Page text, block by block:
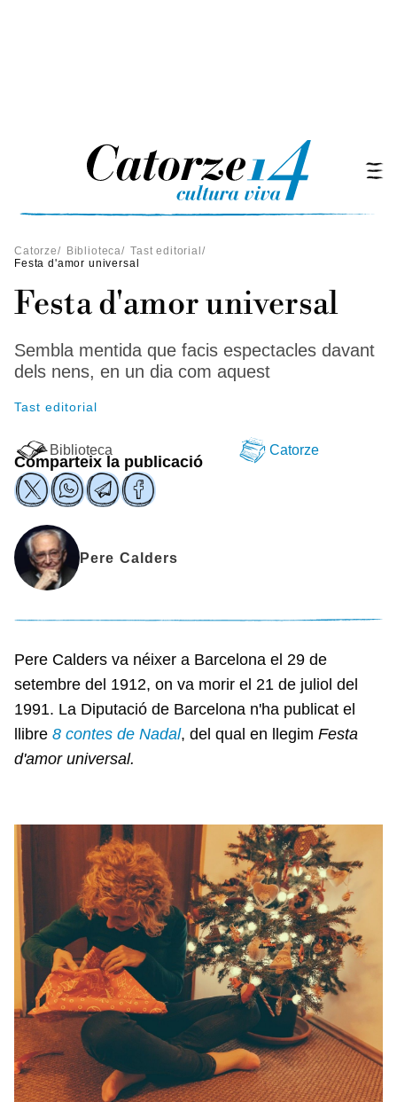
Catorze/ Biblioteca/ Tast editorial /
Festa d'amor universal
Festa d'amor universal
Sembla mentida que facis espectacles davant
dels nens, en un dia com aquest
Tast editorial
Biblioteca Catorze
Comparteix la publicació
Pere Calders
Pere Calders va néixer a Barcelona el 29 de
setembre del 1912, on va morir el 21 de juliol del
1991. La Diputació de Barcelona n'ha publicat el
llibre 8 contes de Nadal, del qual en llegim Festa
d'amor universal.